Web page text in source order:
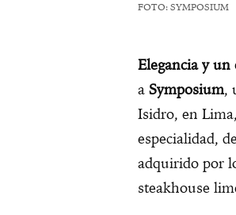
FOTO: SYMPOSIUM
Elegancia y un
a Symposium,
Isidro, en
especialidad,
adquirido por
steakhouse